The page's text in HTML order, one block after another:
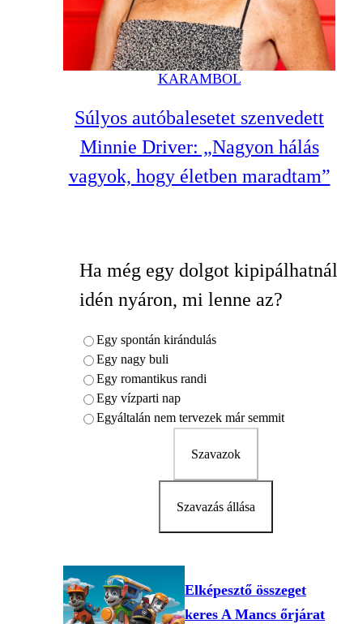
KARAMBOL
Súlyos autóbalesetet szenvedett
Minnie Driver: „Nagyon hálás
vagyok, hogy életben maradtam”
Ha még egy dolgot kipipálhatnál
idén nyáron, mi lenne az?
Egy spontán kirándulás
Egy nagy buli
Egy romantikus randi
Egy vízparti nap
Egyáltalán nem tervezek már semmit
Szavazok
Szavazás állása
Elképesztő összeget
keres A Mancs őrjárat